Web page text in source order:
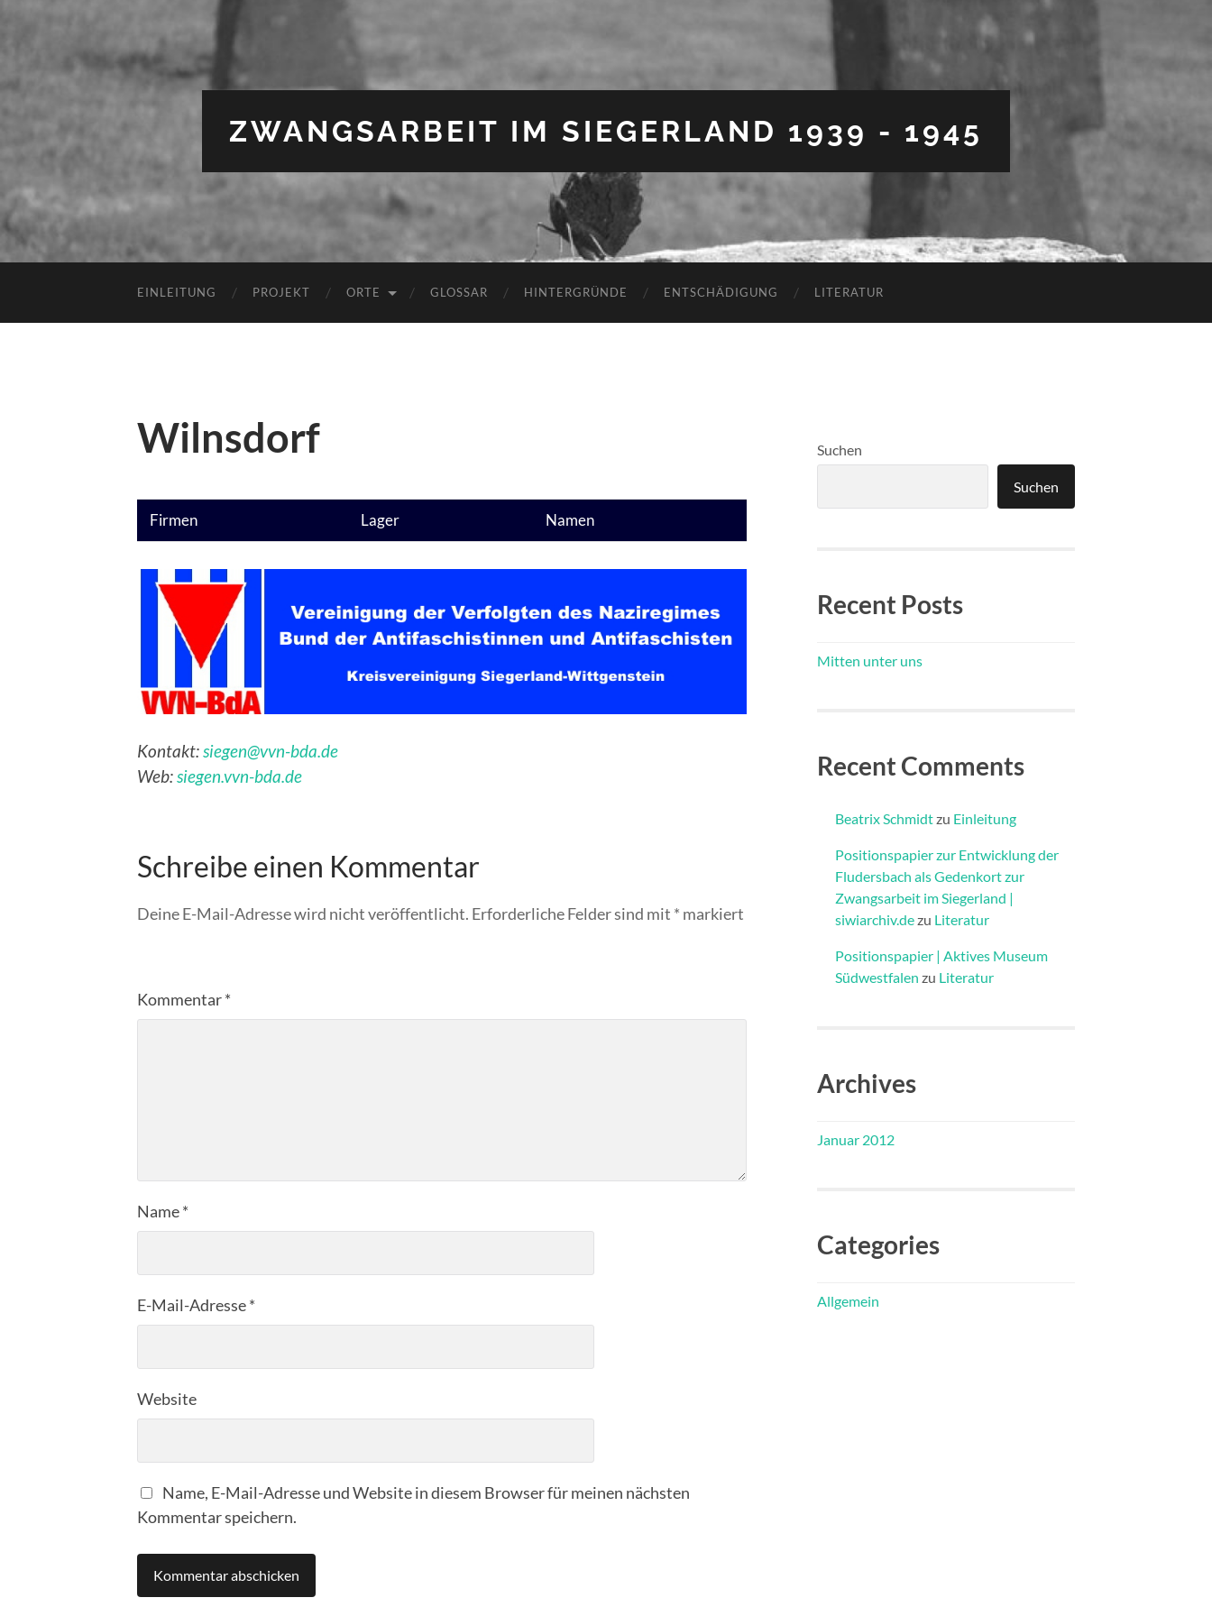
ZWANGSARBEIT IM SIEGERLAND 1939 - 1945
EINLEITUNG PROJEKT ORTE GLOSSAR HINTERGRÜNDE ENTSCHÄDIGUNG LITERATUR
Wilnsdorf
Firmen Lager Namen
Kontakt:siegen@vvn-bda.de
Web:siegen.vvn-bda.de
Schreibe einen Kommentar
Deine E-Mail-Adresse wird nicht veröffentlicht. Erforderliche Felder sind mit * markiert
Kommentar*
Name*
E-Mail-Adresse*
Website
Name, E-Mail-Adresse und Website in diesem Browser für meinen nächsten
Kommentar speichern.
Suchen
Suchen
Recent Posts
Mitten unter uns
Recent Comments
Beatrix Schmidtzu Einleitung
Positionspapier zur Entwicklung der
Fludersbach als Gedenkort zur
Zwangsarbeit im Siegerland |
siwiarchiv.dezu Literatur
Positionspapier | Aktives Museum
Südwestfalen zu Literatur
Archives
Januar 2012
Categories
Allgemein